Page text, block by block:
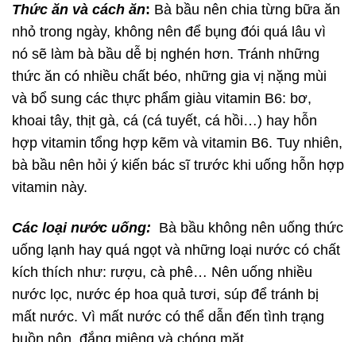
Thức ăn và cách ăn: Bà bầu nên chia từng bữa ăn
nhỏ trong ngày, không nên để bụng đói quá lâu vì
nó sẽ làm bà bầu dễ bị nghén hơn. Tránh những
thức ăn có nhiều chất béo, những gia vị nặng mùi
và bổ sung các thực phẩm giàu vitamin B6: bơ,
khoai tây, thịt gà, cá (cá tuyết, cá hồi…) hay hỗn
hợp vitamin tổng hợp kẽm và vitamin B6. Tuy nhiên,
bà bầu nên hỏi ý kiến bác sĩ trước khi uống hỗn hợp
vitamin này.
Các loại nước uống: Bà bầu không nên uống thức
uống lạnh hay quá ngọt và những loại nước có chất
kích thích như: rượu, cà phê… Nên uống nhiều
nước lọc, nước ép hoa quả tươi, súp để tránh bị
mất nước. Vì mất nước có thể dẫn đến tình trạng
buồn nôn, đắng miệng và chóng mặt.